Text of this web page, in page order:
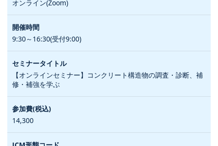
オンライン(Zoom)
9:30～16:30(受付9:00)
【オンラインセミナー】コンクリート構造物の調査・診断、補
修・補強を学ぶ
14,300